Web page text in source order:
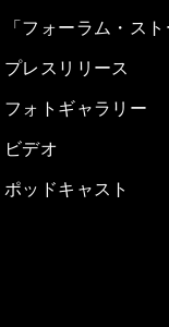
「フォーラム・スト
プレスリリース
フォトギャラリー
ビデオ
ポッドキャスト